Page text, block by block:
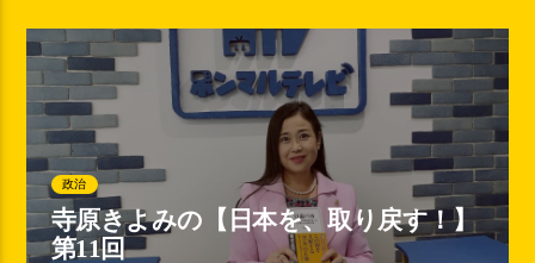
政治
寺原きよみの【日本を、取り戻す！】
第11回